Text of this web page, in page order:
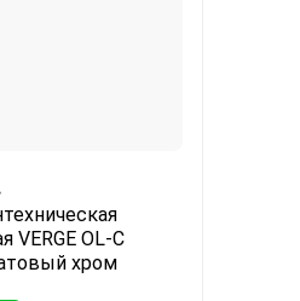
VERGE OL-C
хром